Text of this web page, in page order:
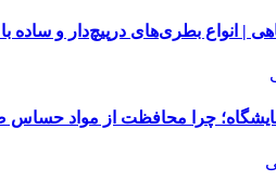
| انواع بطری‌های در‌پیچ‌دار و ساده
چرا محافظت از مواد